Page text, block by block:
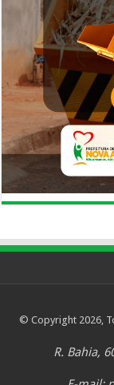
© Copyright 2026,
R. Bahia,